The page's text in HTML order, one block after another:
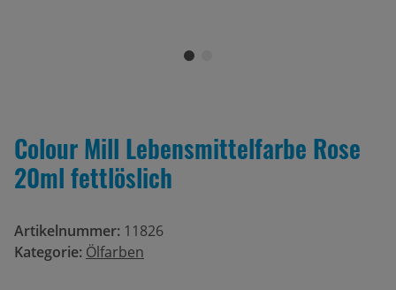
Colour Mill Lebensmittelfarbe Rose
20ml fettlöslich
Artikelnummer: 11826
Kategorie: Ölfarben